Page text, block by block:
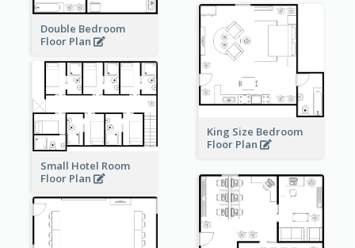
Double Bedroom
Floor Plan
King Size Bedroom
Floor Plan
Small Hotel Room
Floor Plan